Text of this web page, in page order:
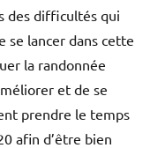
des difficultés qui
se lancer dans cette
la randonnée
et de se
prendre le temps
afin d’être bien